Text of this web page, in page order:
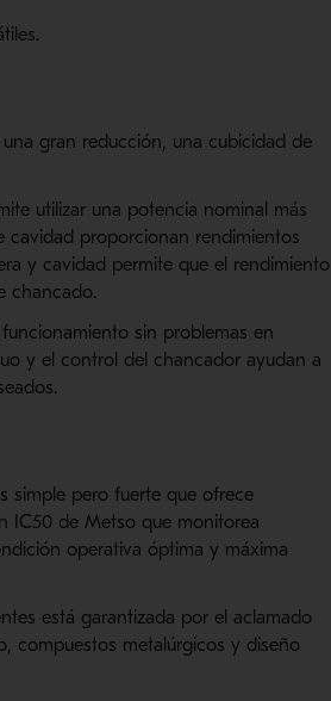
gran reducción, una cubicidad de
utilizar una potencia nominal más
cavidad proporcionan rendimientos
y cavidad permite que el rendimiento
chancado.
sin problemas en
y el control del chancador ayudan a
simple pero fuerte que ofrece
IC50 de Metso que monitorea
operativa óptima y máxima
está garantizada por el aclamado
compuestos metalúrgicos y diseño